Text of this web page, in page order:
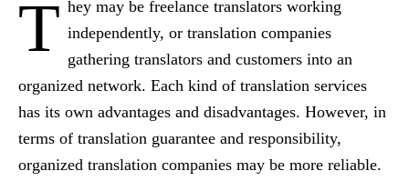
T hey may be freelance translators working
independently, or translation companies
gathering translators and customers into an
organized network. Each kind of translation services
has its own advantages and disadvantages. However, in
terms of translation guarantee and responsibility,
organized translation companies may be more reliable.